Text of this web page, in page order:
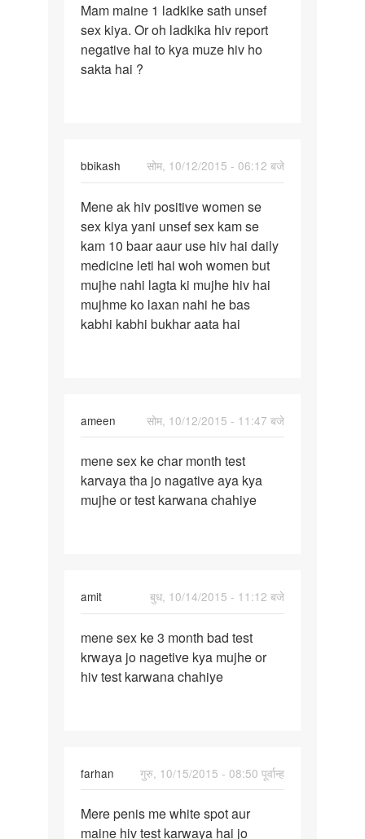
Mam
maine
1
ladkike
Mam maine 1 ladkike sath unsef
sex kiya. Or oh ladkika hiv report
negative hai to kya muze hiv ho
sakta hai ?
bbikash
सोम, 10/12/2015 - 06:12 बजे
Mene
ak
hiv
positive
women
se
Mene ak hiv positive women se
sex kiya yani unsef sex kam se
kam 10 baar aaur use hiv hai daily
medicine leti hai woh women but
mujhe nahi lagta ki mujhe hiv hai
mujhme ko laxan nahi he bas
kabhi kabhi bukhar aata hai
ameen
सोम, 10/12/2015 - 11:47 बजे
mene
sex
ke
mene sex ke char month test
karvaya tha jo nagative aya kya
mujhe or test karwana chahiye
amit
बुध, 10/14/2015 - 11:12 बजे
mene
sex
ke
mene sex ke 3 month bad test
krwaya jo nagetive kya mujhe or
hiv test karwana chahiye
farhan
गुरु, 10/15/2015 - 08:50 पूर्वान्ह
Mere
penis
Mere penis me white spot aur
maine hiv test karwaya hai jo